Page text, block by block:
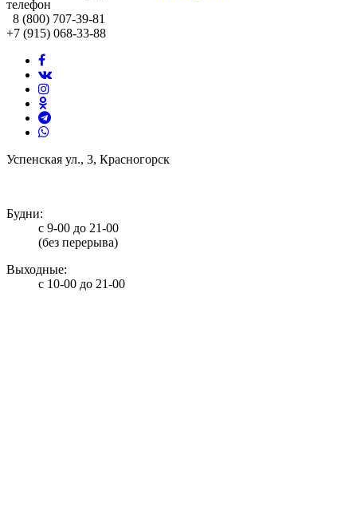
телефон
8 (800) 707-39-81
+7 (915) 068-33-88
Успенская ул., 3, Красногорск
Будни:
с 9-00 до 21-00
(без перерыва)
Выходные:
с 10-00 до 21-00